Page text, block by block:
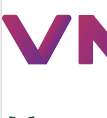
Đắk Lắk thời kỳ 2021-2030, tầm nhìn
đến năm 2050
Phát động chiến dịch 30 ngày đêm
giải phóng mặt bằng Tuyến đường bộ
ven biển